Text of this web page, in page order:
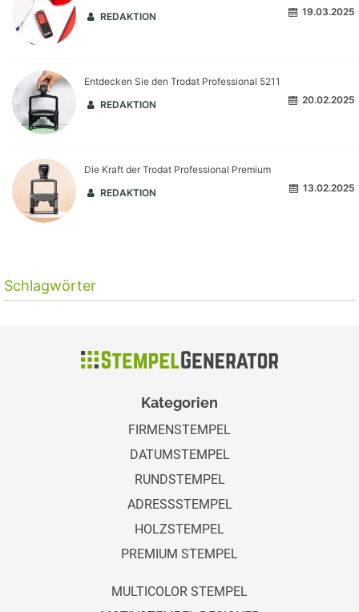
REDAKTION
19.03.2025
Entdecken Sie den Trodat Professional 5211
REDAKTION
20.02.2025
Die Kraft der Trodat Professional Premium
REDAKTION
13.02.2025
Schlagwörter
Kategorien
FIRMENSTEMPEL
DATUMSTEMPEL
RUNDSTEMPEL
ADRESSSTEMPEL
HOLZSTEMPEL
PREMIUM STEMPEL
MULTICOLOR STEMPEL